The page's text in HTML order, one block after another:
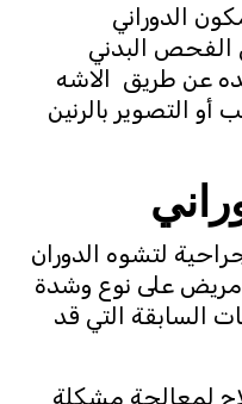
الدوراني
البدني
عن طريق الاشه
التصوير بالرنين
لتشوه الدوران
على نوع وشدة
السابقة التي قد
لمعالجة مشكلة